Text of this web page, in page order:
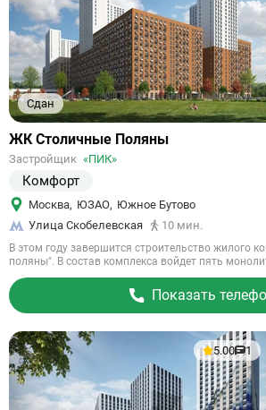
Сдан
Ссылка
объект
ЖК Столичные Поляны
Застройщик «ПИК»
Комфорт
Москва, ЮЗАО, Южное Бутово
Улица Скобелевская
10 мин.
В этом году завершится строительство жилого
поляны". В состав комплекса войдет пять
Показать
5.00 1